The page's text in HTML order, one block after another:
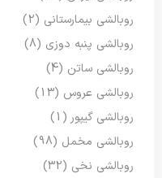
روبالشی بیمارستانی (2)
روبالشی پنبه دوزی (8)
روبالشی ساتن (4)
روبالشی عروس (13)
روبالشی گیپور (1)
روبالشی مخمل (98)
روبالشی نخی (32)